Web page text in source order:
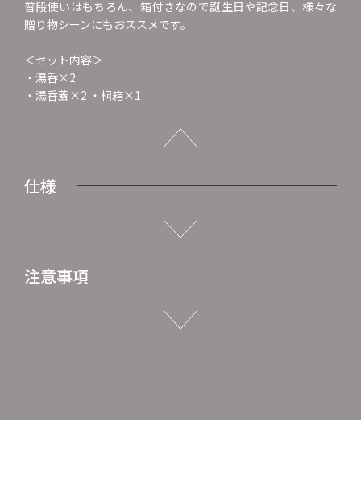
普段使いはもちろん、箱付きなので誕生日や記念日、様々な
贈り物シーンにもおススメです。
＜セット内容＞
・湯呑×2
・湯呑蓋×2 ・桐箱×1
仕様
注意事項